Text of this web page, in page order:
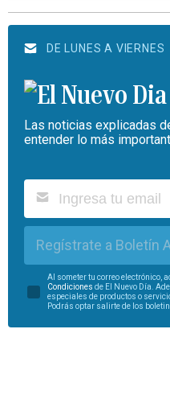
DE LUNES A VIERNES
Las noticias explicadas
entender lo más
Regístrate a Boletín
Al someter tu correo electrónico,
Condiciones de El Nuevo Día.
especiales de productos o
Podrás optar salirte de los